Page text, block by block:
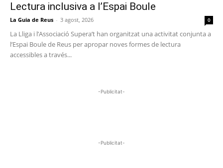
Lectura inclusiva a l’Espai Boule
La Guia de Reus - 3 agost, 2026 0
La Lliga i l’Associació Supera’t han organitzat una activitat conjunta a
l’Espai Boule de Reus per apropar noves formes de lectura
accessibles a través...
-Publicitat-
-Publicitat-